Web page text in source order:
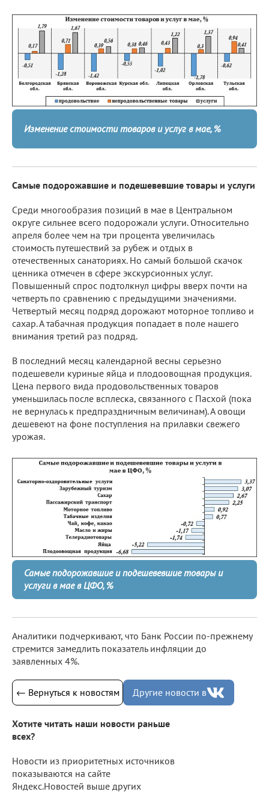
Изменение стоимости товаров и услуг в мае, %
Самые подорожавшие и подешевевшие товары и услуги
Среди многообразия позиций в мае в Центральном
округе сильнее всего подорожали услуги. Относительно
апреля более чем на три процента увеличилась
стоимость путешествий за рубеж и отдых в
отечественных санаториях. Но самый большой скачок
ценника отмечен в сфере экскурсионных услуг.
Повышенный спрос подтолкнул цифры вверх почти на
четверть по сравнению с предыдущими значениями.
Четвертый месяц подряд дорожают моторное топливо и
сахар. А табачная продукция попадает в поле нашего
внимания третий раз подряд.
В последний месяц календарной весны серьезно
подешевели куриные яйца и плодоовощная продукция.
Цена первого вида продовольственных товаров
уменьшилась после всплеска, связанного с Пасхой (пока
не вернулась к предпраздничным величинам). А овощи
дешевеют на фоне поступления на прилавки свежего
урожая.
Самые подорожавшие и подешевевшие товары и
услуги в мае в ЦФО, %
Аналитики подчеркивают, что Банк России по-прежнему
стремится замедлить показатель инфляции до
заявленных 4%.
← Вернуться к новостям Другие новости в
Хотите читать наши новости раньше
всех?
Новости из приоритетных источников
показываются на сайте
Яндекс.Новостей выше других